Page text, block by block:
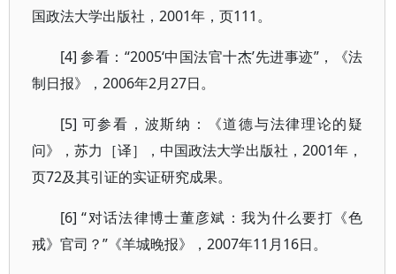
国政法大学出版社，2001年，页111。
[4] 参看：“2005‘中国法官十杰’先进事迹”，《法
制日报》，2006年2月27日。
[5] 可参看，波斯纳：《道德与法律理论的疑
问》，苏力［译］，中国政法大学出版社，2001年，
页72及其引证的实证研究成果。
[6] “对话法律博士董彦斌：我为什么要打《色
戒》官司？”《羊城晚报》，2007年11月16日。